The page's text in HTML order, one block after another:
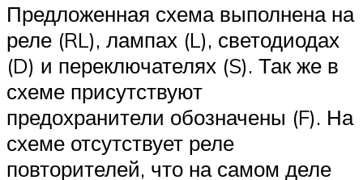
Предложенная схема выполнена на
реле (RL), лампах (L), светодиодах
(D) и переключателях (S). Так же в
схеме присутствуют
предохранители обозначены (F). На
схеме отсутствует реле
повторителей, что на самом деле